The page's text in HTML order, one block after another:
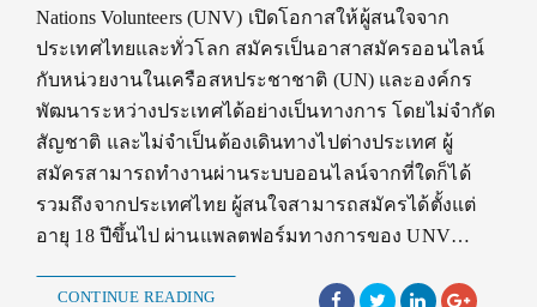
Nations Volunteers (UNV) เปิดโอกาสให้ผู้สนใจจาก
ประเทศไทยและทั่วโลก สมัครเป็นอาสาสมัครออนไลน์
กับหน่วยงานในเครือสหประชาชาติ (UN) และองค์กร
พัฒนาระหว่างประเทศได้อย่างเป็นทางการ โดยไม่จำกัด
สัญชาติ และไม่จำเป็นต้องเดินทางไปต่างประเทศ ผู้
สมัครสามารถทำงานผ่านระบบออนไลน์จากที่ใดก็ได้
รวมถึงจากประเทศไทย ผู้สนใจสามารถสมัครได้ตั้งแต่
อายุ 18 ปีขึ้นไป ผ่านแพลตฟอร์มทางการของ UNV…
CONTINUE READING